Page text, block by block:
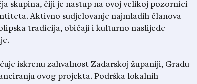
skupina, čiji je nastup na ovoj velikoj pozornici
Aktivno sudjelovanje najmlađih članova
tradicija, običaji i kulturno naslijeđe
iskrenu zahvalnost Zadarskoj županiji, Gradu
ovog projekta. Podrška lokalnih